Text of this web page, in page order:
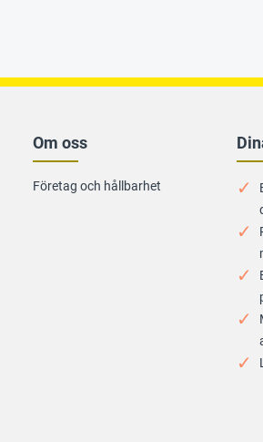
Om oss
Företag och hållbarhet